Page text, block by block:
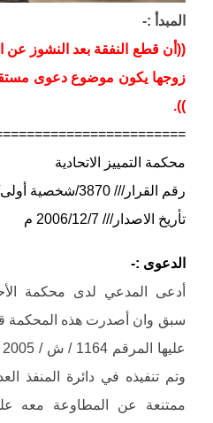
المبدأ :-
((أن قطع النفقة بعد النشوز
زوجها يكون موضوع دعوى
)).
محكمة التمييز الاتحادية
رقم القرار/// 3870/شخصية أولى/ 2006
تأريخ الاصدار/// 2006/12/7 م
الدعوى :-
أدعى المدعي لدى محكمة
سبق وان أصدرت هذه المحكمة
وتم تنفيذه في دائرة المنفذ
ممتنعة عن المطاوعة معه